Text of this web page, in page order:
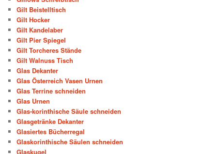
Gilt Beistelltisch
Gilt Hocker
Gilt Kandelaber
Gilt Pier Spiegel
Gilt Torcheres Stände
Gilt Walnuss Tisch
Glas Dekanter
Glas Österreich Vasen Urnen
Glas Terrine schneiden
Glas Urnen
Glas-korinthische Säule schneiden
Glasgetränke Dekanter
Glasiertes Bücherregal
Glaskorinthische Säulen schneiden
Glaskugel